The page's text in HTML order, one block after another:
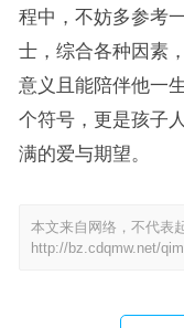
程中，不妨多参考
士，综合各种因素
意义且能陪伴他一
个符号，更是孩子
满的爱与期望。
本文来自网络，不代表
http://bz.cdqmw.net/